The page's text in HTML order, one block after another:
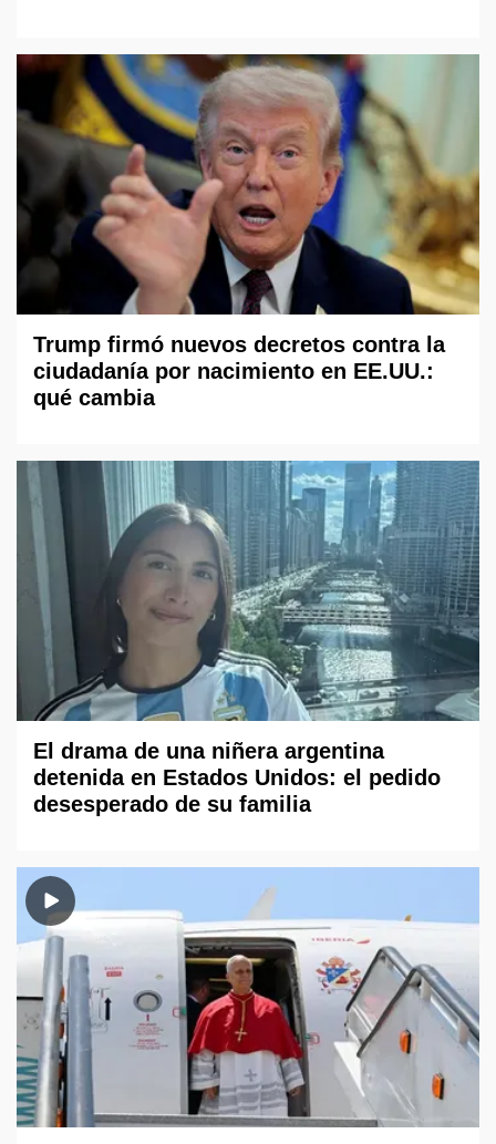
Trump firmó nuevos decretos contra la
ciudadanía por nacimiento en EE.UU.:
qué cambia
El drama de una niñera argentina
detenida en Estados Unidos: el pedido
desesperado de su familia